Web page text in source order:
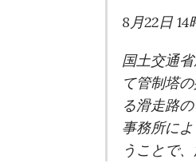
8月22日14
国土交通
て管制塔
る滑走路
事務所に
うことで